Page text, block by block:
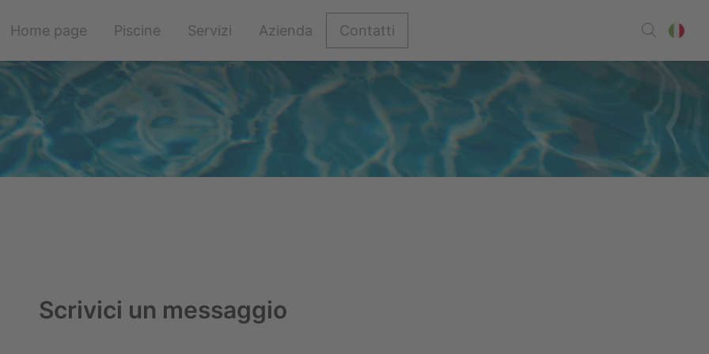
Salta
navigazione
Home page Piscine Servizi Azienda Contatti
Scrivici un messaggio